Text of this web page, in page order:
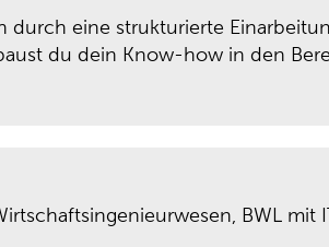
durch eine strukturierte
du dein Know-how in den
BWL mit